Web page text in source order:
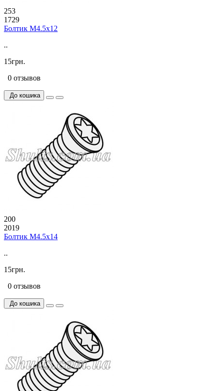
253
1729
Болтик М4.5х12
..
15грн.
0 отзывов
До кошика
200
2019
Болтик М4.5х14
..
15грн.
0 отзывов
До кошика